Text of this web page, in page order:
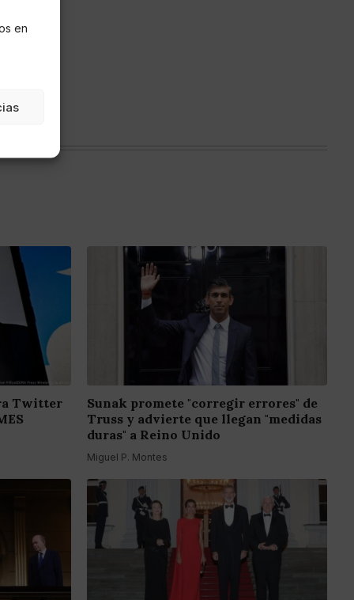
en
Twitter
Sunak promete "corregir errores" de
Truss y advierte que llegan "medidas
duras" a Reino Unido
Miguel P. Montes